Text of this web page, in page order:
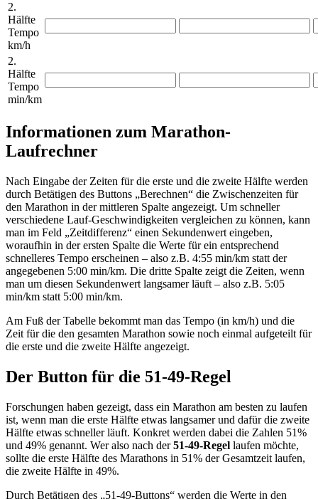
2.
Hälfte
Tempo
km/h
2.
Hälfte
Tempo
min/km
Informationen zum Marathon-
Laufrechner
Nach Eingabe der Zeiten für die erste und die zweite Hälfte werden
durch Betätigen des Buttons „Berechnen“ die Zwischenzeiten für
den Marathon in der mittleren Spalte angezeigt. Um schneller
verschiedene Lauf-Geschwindigkeiten vergleichen zu können, kann
man im Feld „Zeitdifferenz“ einen Sekundenwert eingeben,
woraufhin in der ersten Spalte die Werte für ein entsprechend
schnelleres Tempo erscheinen – also z.B. 4:55 min/km statt der
angegebenen 5:00 min/km. Die dritte Spalte zeigt die Zeiten, wenn
man um diesen Sekundenwert langsamer läuft – also z.B. 5:05
min/km statt 5:00 min/km.
Am Fuß der Tabelle bekommt man das Tempo (in km/h) und die
Zeit für die den gesamten Marathon sowie noch einmal aufgeteilt für
die erste und die zweite Hälfte angezeigt.
Der Button für die 51-49-Regel
Forschungen haben gezeigt, dass ein Marathon am besten zu laufen
ist, wenn man die erste Hälfte etwas langsamer und dafür die zweite
Hälfte etwas schneller läuft. Konkret werden dabei die Zahlen 51%
und 49% genannt. Wer also nach der51-49-Regel laufen möchte,
sollte die erste Hälfte des Marathons in 51% der Gesamtzeit laufen,
die zweite Hälfte in 49%.
Durch Betätigen des „51-49-Buttons“ werden die Werte in den